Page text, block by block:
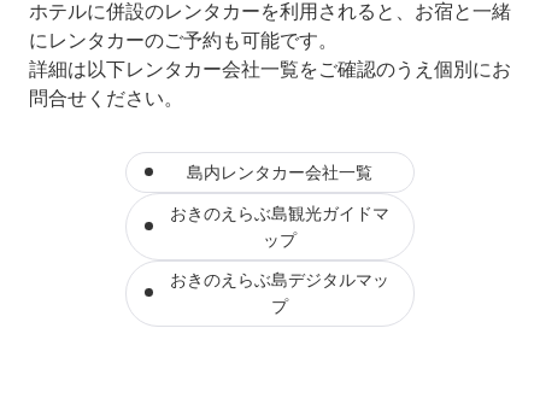
ホテルに併設のレンタカーを利用されると、お宿と一緒
にレンタカーのご予約も可能です。
詳細は以下レンタカー会社一覧をご確認のうえ個別にお
問合せください。
島内レンタカー会社一覧
おきのえらぶ島観光ガイドマ
ップ
おきのえらぶ島デジタルマッ
プ